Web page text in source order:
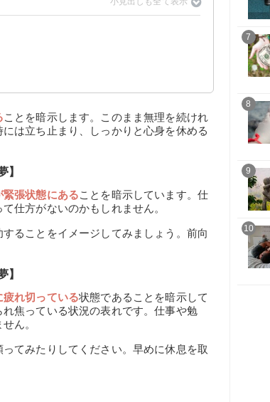
ことを暗示します。このまま無理を続けれ
は立ち止まり、しっかりと心身を休める
】
緊張状態にあることを暗示しています。仕
仕方がないのかもしれません。
ることをイメージしてみましょう。前向
】
疲れ切っている状態であることを暗示して
焦っている状況の表れです。仕事や勉
ん。
てみたりしてください。早めに休息を取
7
8
9
10